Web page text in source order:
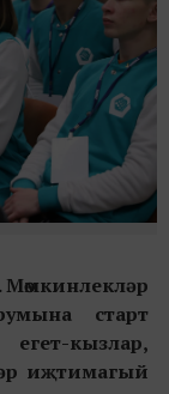
Мөмкинлекләр
старт
кызлар,
иҗтимагый